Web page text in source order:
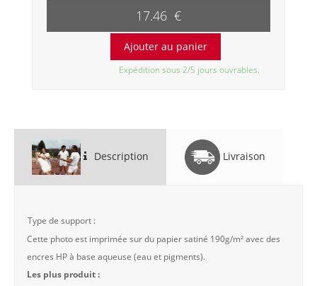
17.46 €
Expédition sous 2/5 jours ouvrables.
Description Livraison
Type de support :
Cette photo est imprimée sur du papier satiné 190g/m² avec des
encres HP à base aqueuse (eau et pigments).
Les plus produit :